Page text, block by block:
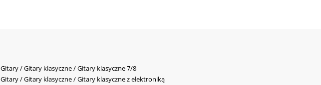
Gitary / Gitary klasyczne / Gitary klasyczne 7/8
Gitary / Gitary klasyczne / Gitary klasyczne z elektroniką